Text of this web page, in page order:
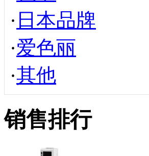
· 日本品牌
·爱色丽
·其他
销售排行